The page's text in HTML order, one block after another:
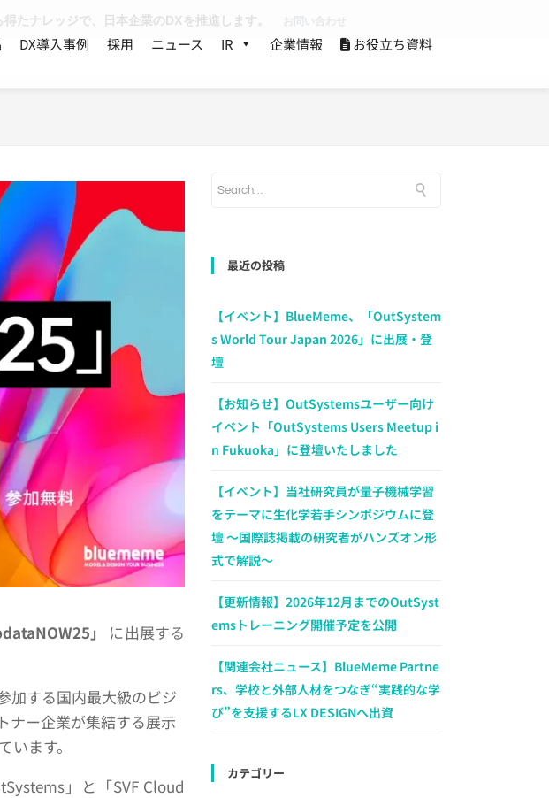
たナレッジで、日本企業のDXを推進します。 お問い合わせ
DX導入事例 採用 ニュース IR 企業情報 お役立ち資料
」
に出展する
加する国内最大級のビジ
ナー企業が集結する展示
ます。
」と「SVF Cloud
最近の投稿
【イベント】BlueMeme、「OutSystem
s World Tour Japan 2026」に出展・登
壇
【お知らせ】OutSystemsユーザー向け
イベント「OutSystems Users Meetup i
n Fukuoka」に登壇いたしました
【イベント】当社研究員が量子機械学習
をテーマに生化学若手シンポジウムに登
壇 ～国際誌掲載の研究者がハンズオン形
式で解説～
【更新情報】2026年12月までのOutSyst
emsトレーニング開催予定を公開
【関連会社ニュース】BlueMeme Partne
rs、学校と外部人材をつなぎ“実践的な学
び”を支援するLX DESIGNへ出資
カテゴリー